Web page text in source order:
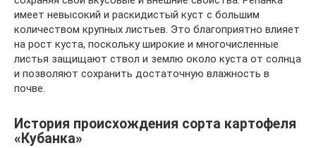
имеет невысокий и раскидистый куст с большим
количеством крупных листьев. Это благоприятно влияет
на рост куста, поскольку широкие и многочисленные
листья защищают ствол и землю около куста от солнца
и позволяют сохранить достаточную влажность в
почве.
История происхождения сорта картофеля
«Кубанка»